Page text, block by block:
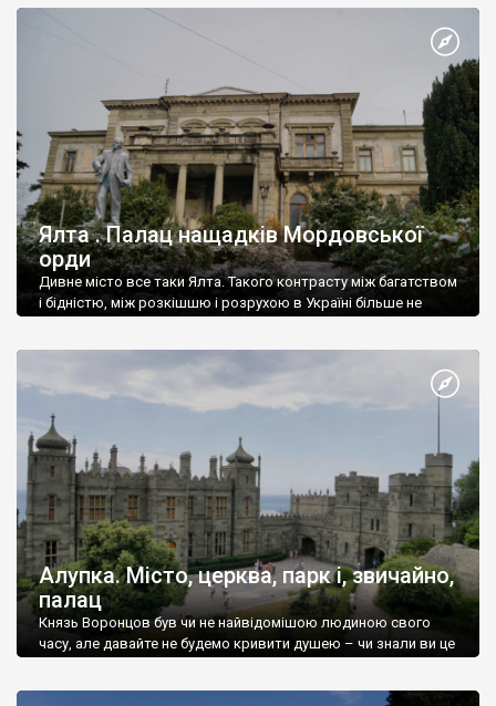
Ялта . Палац нащадків Мордовської
орди
Дивне місто все таки Ялта. Такого контрасту між багатством
і бідністю, між розкішшю і розрухою в Україні більше не
Алупка. Місто, церква, парк і, звичайно,
палац
Князь Воронцов був чи не найвідомішою людиною свого
часу, але давайте не будемо кривити душею – чи знали ви це